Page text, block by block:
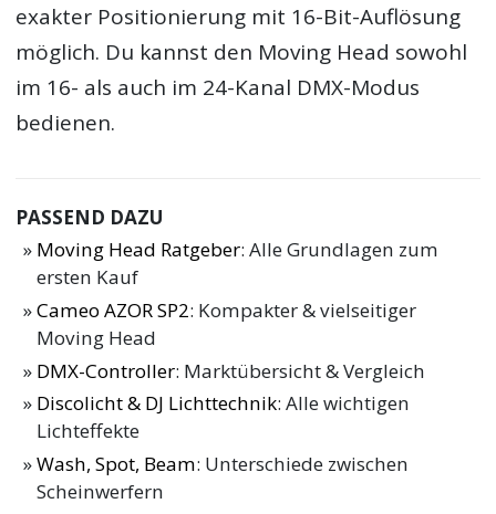
exakter Positionierung mit 16-Bit-Auflösung
möglich. Du kannst den Moving Head sowohl
im 16- als auch im 24-Kanal DMX-Modus
bedienen.
PASSEND DAZU
Moving Head Ratgeber: Alle Grundlagen zum
ersten Kauf
Cameo AZOR SP2: Kompakter & vielseitiger
Moving Head
DMX-Controller: Marktübersicht & Vergleich
Discolicht & DJ Lichttechnik: Alle wichtigen
Lichteffekte
Wash, Spot, Beam: Unterschiede zwischen
Scheinwerfern